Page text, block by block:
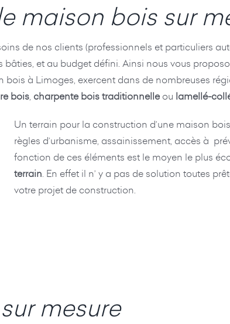
maison bois sur
de nos clients (professionnels et particuliers
et au budget défini. Ainsi nous vous
à Limoges, exercent dans de nombreuses
bois, charpente bois traditionnelleou lamellé-
Un terrain pour la construction d’une maison
règles d’urbanisme, assainissement, accès à
fonction de ces éléments est le moyen le plus
terrain. En effet il n’ y a pas de solution toutes
votre projet de construction.
mesure